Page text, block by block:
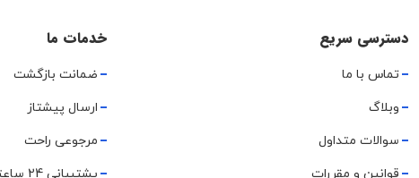
دسترسی سریع
تماس با ما
وبلاگ
سوالات متداول
قوانین و مقررات
خدمات ما
ضمانت بازگشت
ارسال پیشتاز
مرجوعی راحت
پشتیبانی 24 ساعته